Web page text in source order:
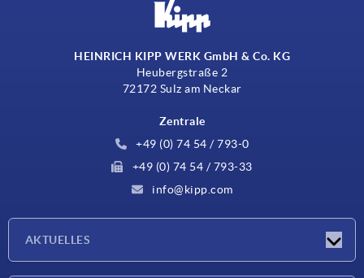
HEINRICH KIPP WERK GmbH & Co. KG
Heubergstraße 2
72172 Sulz am Neckar
Zentrale
+49 (0) 74 54 / 793-0
+49 (0) 74 54 / 793-33
info@kipp.com
AKTUELLES